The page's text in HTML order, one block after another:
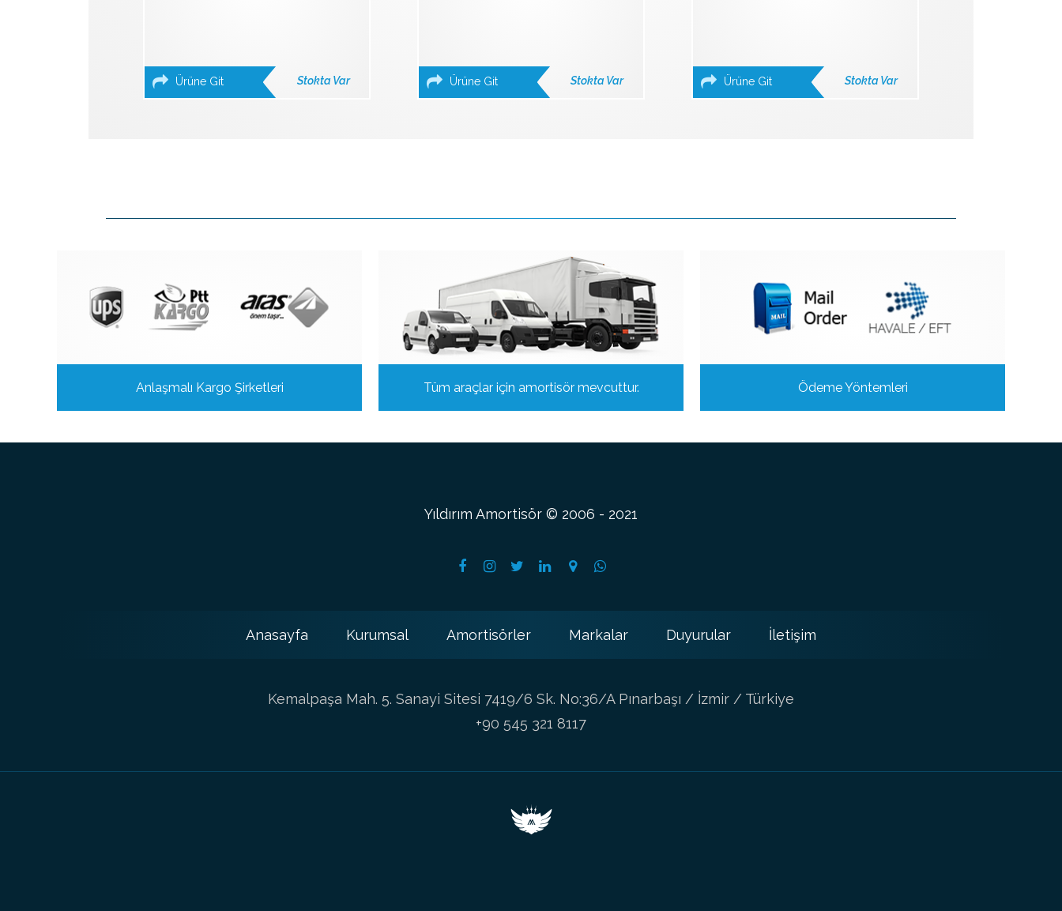
Ürüne Git Stokta Var Ürüne Git Stokta Var Ürüne Git Stokta Var
Anlaşmalı Kargo Şirketleri Tüm araçlar için amortisör mevcuttur. Ödeme Yöntemleri
Yıldırım Amortisör © 2006 - 2021
Anasayfa Kurumsal Amortisörler Markalar Duyurular İletişim
Kemalpaşa Mah. 5. Sanayi Sitesi 7419/6 Sk. No:36/A Pınarbaşı / İzmir / Türkiye
+90 545 321 8117